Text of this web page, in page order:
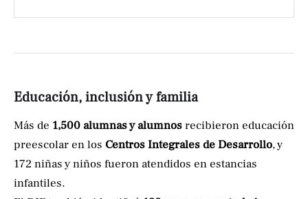
Educación, inclusión y familia
Más de 1,500 alumnas y alumnosrecibieron educación
preescolar en los Centros Integrales de Desarrollo, y
172 niñas y niños fueron atendidos en estancias
infantiles.